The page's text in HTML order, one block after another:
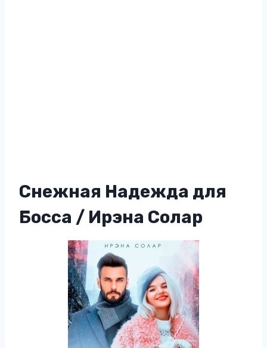
Снежная Надежда для
Босса / Ирэна Солар